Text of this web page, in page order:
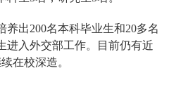
养出200名本科毕业生和20多名
进入外交部工作。目前仍有近
在校深造。